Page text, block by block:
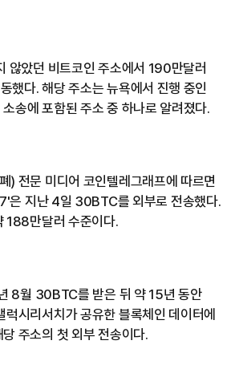
않았던 비트코인 주소에서 190만달러
했다. 해당 주소는 뉴욕에서 진행 중인
송에 포함된 주소 중 하나로 알려졌다.
) 전문 미디어 코인텔레그래프에 따르면
은 지난 4일 30BTC를 외부로 전송했다.
188만달러 수준이다.
8월 30BTC를 받은 뒤 약 15년 동안
시리서치가 공유한 블록체인 데이터에
주소의 첫 외부 전송이다.